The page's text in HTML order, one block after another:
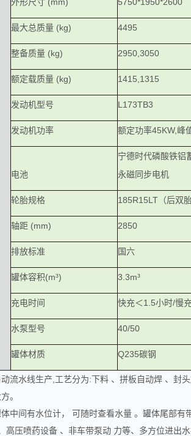
最大总质量 (kg) 4495
整备质量 (kg) 2950,3050
额定载质量 (kg) 1415,1315
发动机型号 L173TB3
发动机功率 额定功率45KW,峰
电池
宁德时代磷酸铁铝
永磁同步电机
轮胎规格 185R15LT（后双胎
轴距 (mm) 2850
排放标准 国六
罐体容积(m³) 3.3m³
充电时间 快充＜1.5小时/慢
水泵型号 40/50
罐体材质 Q235碳钢
流水线生产,工艺分为:下料 、拼板自动焊 、封
。
中间有水位计， 可随时查看水量 。罐体尾部
高压喷药设备 、非车带泵动 力等、多方位进出